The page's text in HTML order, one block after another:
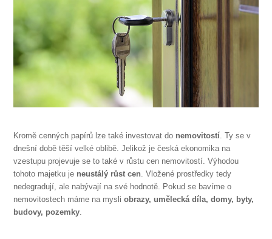
Kromě cenných papírů lze také investovat do nemovitostí. Ty se v
dnešní době těší velké oblibě. Jelikož je česká ekonomika na
vzestupu projevuje se to také v růstu cen nemovitostí. Výhodou
tohoto majetku je neustálý růst cen. Vložené prostředky tedy
nedegradují, ale nabývají na své hodnotě. Pokud se bavíme o
nemovitostech máme na mysliobrazy, umělecká díla, domy, byty,
budovy, pozemky.